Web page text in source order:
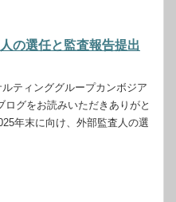
の選任と監査報告提出
ティンググループカンボジア
グをお読みいただきありがと
年末に向け、外部監査人の選